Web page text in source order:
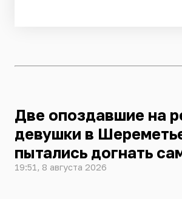
Две опоздавшие на
девушки в
пытались догнать
19:51, 8 августа 2026